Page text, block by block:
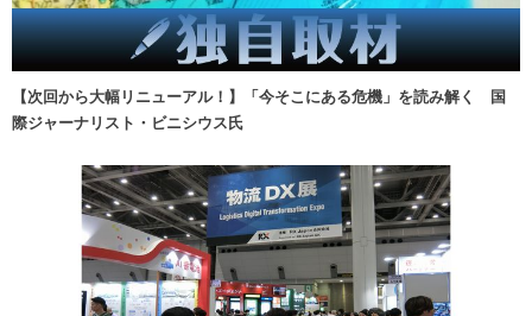
【次回から大幅リニューアル！】「今そこにある危機」を読み解く 国
際ジャーナリスト・ビニシウス氏